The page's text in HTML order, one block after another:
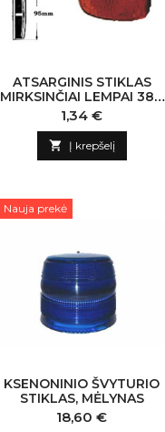
ATSARGINIS STIKLAS
MIRKSINČIAI LEMPAI 380
SERIJAI, RAUDONAS
110X100MM
Kaina
1,34 €
 Į krepšelį
Nauja prekė
KSENONINIO ŠVYTURIO
STIKLAS, MĖLYNAS
Kaina
18,60 €